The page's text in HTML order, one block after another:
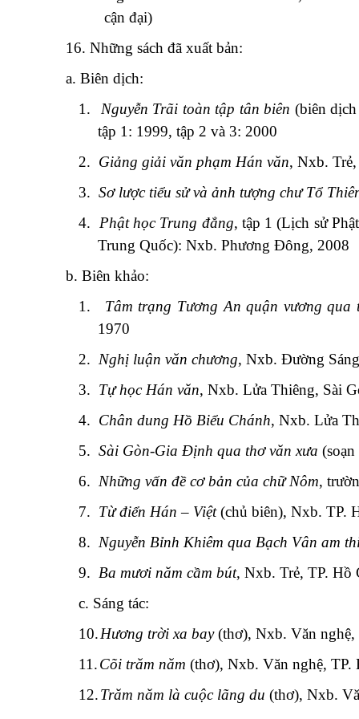
cận đại)
16. Những sách đã xuất bản:
a. Biên dịch:
1.
Nguyễn Trãi toàn tập tân biên (biên
tập 1: 1999, tập 2 và 3: 2000
2. Giảng giải văn phạm Hán văn, Nxb.
3. Sơ lược tiểu sử và ảnh tượng chư Tổ
4.
Phật học Trung đẳng, tập 1 (Lịch sử
Trung Quốc): Nxb. Phương Đông, 2008
b. Biên khảo:
1.
Tâm trạng Tương An quận vương qua
1970
2. Nghị luận văn chương, Nxb. Đường
3. Tự học Hán văn, Nxb. Lửa Thiêng, Sài
4. Chân dung Hồ Biểu Chánh, Nxb. Lửa
5. Sài Gòn-Gia Định qua thơ văn xưa
6. Những vấn đề cơ bản của chữ Nôm,
7. Từ điển Hán – Việt(chủ biên), Nxb. TP.
8. Nguyễn Bỉnh Khiêm qua Bạch Vân am
9. Ba mươi năm cầm bút, Nxb. Trẻ, TP. Hồ
c. Sáng tác:
10.Hương trời xa bay(thơ), Nxb. Văn
11.Cõi trăm năm (thơ), Nxb. Văn nghệ,
12.Trăm năm là cuộc lãng du (thơ), Nxb.